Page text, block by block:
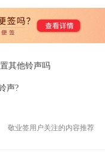
其他铃声吗
声?
敬业签用户关注的内容推荐